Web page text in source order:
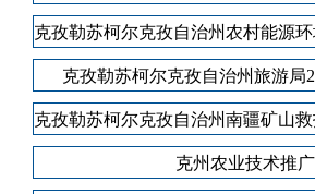
克孜勒苏柯尔克孜自治州旅游局
克州农业技术推媒